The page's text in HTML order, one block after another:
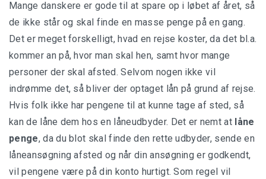
Mange danskere er gode til at spare op i løbet af året, så
de ikke står og skal finde en masse penge på en gang.
Det er meget forskelligt, hvad en rejse koster, da det bl.a.
kommer an på, hvor man skal hen, samt hvor mange
personer der skal afsted. Selvom nogen ikke vil
indrømme det, så bliver der optaget lån på grund af rejse.
Hvis folk ikke har pengene til at kunne tage af sted, så
kan de låne dem hos en låneudbyder. Det er nemt at låne
penge, da du blot skal finde den rette udbyder, sende en
låneansøgning afsted og når din ansøgning er godkendt,
vil pengene være på din konto hurtigt. Som regel vil